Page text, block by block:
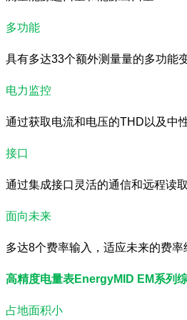
多功能
具有多达33个额外测量量的多功能
电力监控
通过获取电流和电压的THD以及中
接口
通过集成接口灵活的通信和远程读
面向未来
多达8个费率输入，适应未来的费率
高精度电量表EnergyMID EM系列
占地面积小